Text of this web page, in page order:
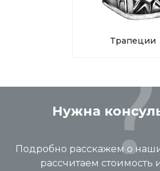
Трапеции
Нужна
Подробно расскажем о
рассчитаем стоимость